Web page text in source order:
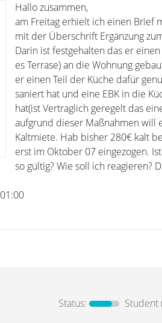
Hallo zusammen,
am Freitag erhielt ich einen Brief
mit der Überschrift Ergänzung
Darin ist festgehalten das er
es Terrase) an die Wohnung
er einen Teil der Küche dafür
saniert hat und eine EBK in die
hat(ist Vertraglich geregelt das
aufgrund dieser Maßnahmen will
Kaltmiete. Hab bisher 280€ kalt
erst im Oktober 07 eingezogen.
so gültig? Wie soll ich reagieren?
Status:
Student